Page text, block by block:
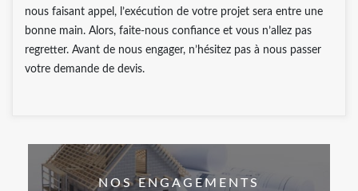
nous faisant appel, l’exécution de votre projet sera entre une
bonne main. Alors, faite-nous confiance et vous n’allez pas
regretter. Avant de nous engager, n’hésitez pas à nous passer
votre demande de devis.
NOS ENGAGEMENTS